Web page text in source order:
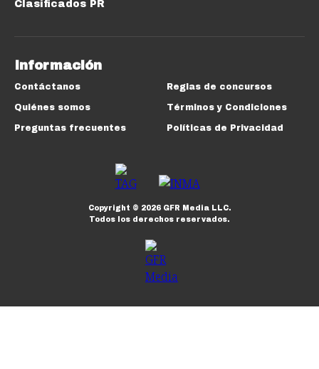
Clasificados PR
Información
Contáctanos
Quiénes somos
Preguntas frecuentes
Reglas de concursos
Términos y Condiciones
Políticas de Privacidad
Copyright © 2026GFR Media LLC.
Todos los derechos reservados.